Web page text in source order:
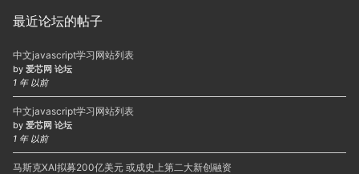
最近论坛的帖子
中文javascript学习网站列表
by 爱芯网 论坛
1 年 以前
中文javascript学习网站列表
by 爱芯网 论坛
1 年 以前
马斯克XAI拟募200亿美元 或成史上第二大新创融资